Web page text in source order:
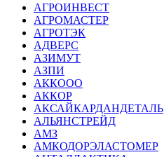
АГРОИНВЕСТ
АГРОМАСТЕР
АГРОТЭК
АДВЕРС
АЗИМУТ
АЗПИ
АККООО
АККОР
АКСАЙКАРДАНДЕТАЛЬ
АЛЬЯНСТРЕЙД
АМЗ
АМКОДОРЭЛАСТОМЕР